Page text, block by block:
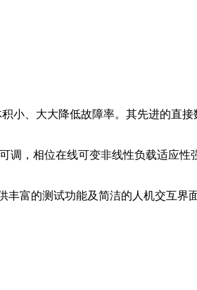
小、大大降低故障率。其先进的直
调，相位在线可变非线性负载适应
富的测试功能及简洁的人机交互